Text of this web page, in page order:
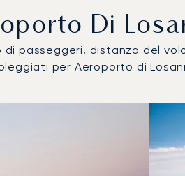
Di
passeggeri, distanza del
per Aeroporto di
movimenti volo nel 2025